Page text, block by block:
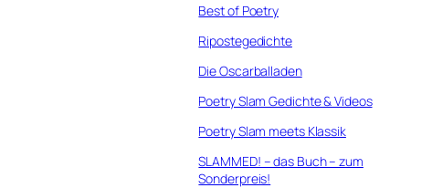
Best of Poetry
Ripostegedichte
Die Oscarballaden
Poetry Slam Gedichte & Videos
Poetry Slam meets Klassik
SLAMMED! – das Buch – zum
Sonderpreis!